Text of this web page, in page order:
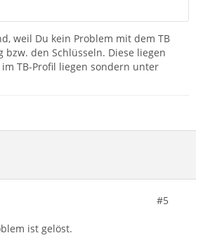
weil Du kein Problem mit dem TB
bzw. den Schlüsseln. Diese liegen
TB-Profil liegen sondern unter
#5
ist gelöst.